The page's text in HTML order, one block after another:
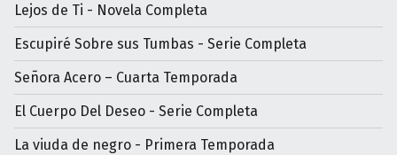
Lejos de Ti - Novela Completa
Escupiré Sobre sus Tumbas - Serie Completa
Señora Acero – Cuarta Temporada
El Cuerpo Del Deseo - Serie Completa
La viuda de negro - Primera Temporada